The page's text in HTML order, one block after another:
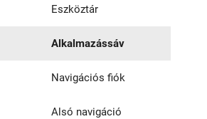
Eszköztár
Alkalmazássáv
Navigációs fiók
Alsó navigáció